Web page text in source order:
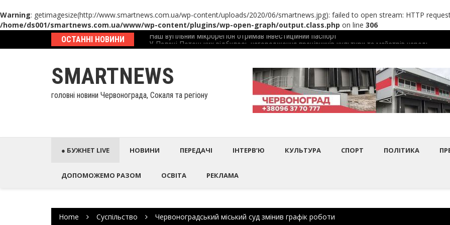
Warning: getimagesize(http://www.smartnews.com.ua/wp-content/uploads/2020/06/smartnews.jpg): failed to open stream: HTTP
/home/ds001/smartnews.com.ua/www/wp-content/plugins/wp-open-graph/output.class.php on line 306
ОСТАННІ НОВИНИ У Палаці Потоцьких відбулось нагородження працівників культури та майстрів народного
SMARTNEWS
головні новини Червонограда, Сокаля та регіону
● БУЖНЕТ LIVE НОВИНИ ПЕРЕДАЧІ ІНТЕРВ’Ю КУЛЬТУРА СПОРТ ПОЛІТИКА
ДОПОМОЖЕМО РАЗОМ ОСВІТА РЕКЛАМА
Home Суспільство Червоноградський міський суд змінив графік роботи